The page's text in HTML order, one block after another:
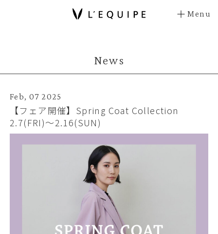
Menu
News
Feb, 07 2025
【フェア開催】Spring Coat Collection
2.7(FRI)～2.16(SUN)